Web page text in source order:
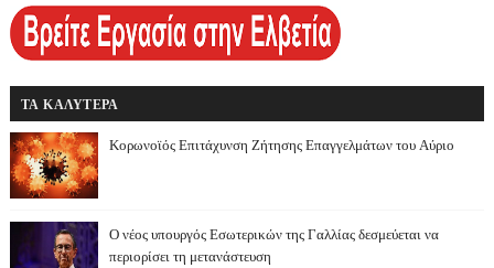
ΤΑ ΚΑΛΥΤΕΡΑ
Κορωνοϊός Επιτάχυνση Ζήτησης Επαγγελμάτων του Αύριο
Ο νέος υπουργός Εσωτερικών της Γαλλίας δεσμεύεται να
περιορίσει τη μετανάστευση